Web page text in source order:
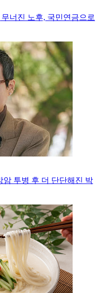
너진 노후, 국민연금으로
암 투병 후 더 단단해진 박